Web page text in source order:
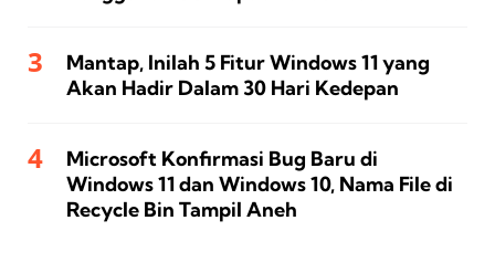
Mantap, Inilah 5 Fitur Windows 11 yang
Akan Hadir Dalam 30 Hari Kedepan
Microsoft Konfirmasi Bug Baru di
Windows 11 dan Windows 10, Nama File di
Recycle Bin Tampil Aneh